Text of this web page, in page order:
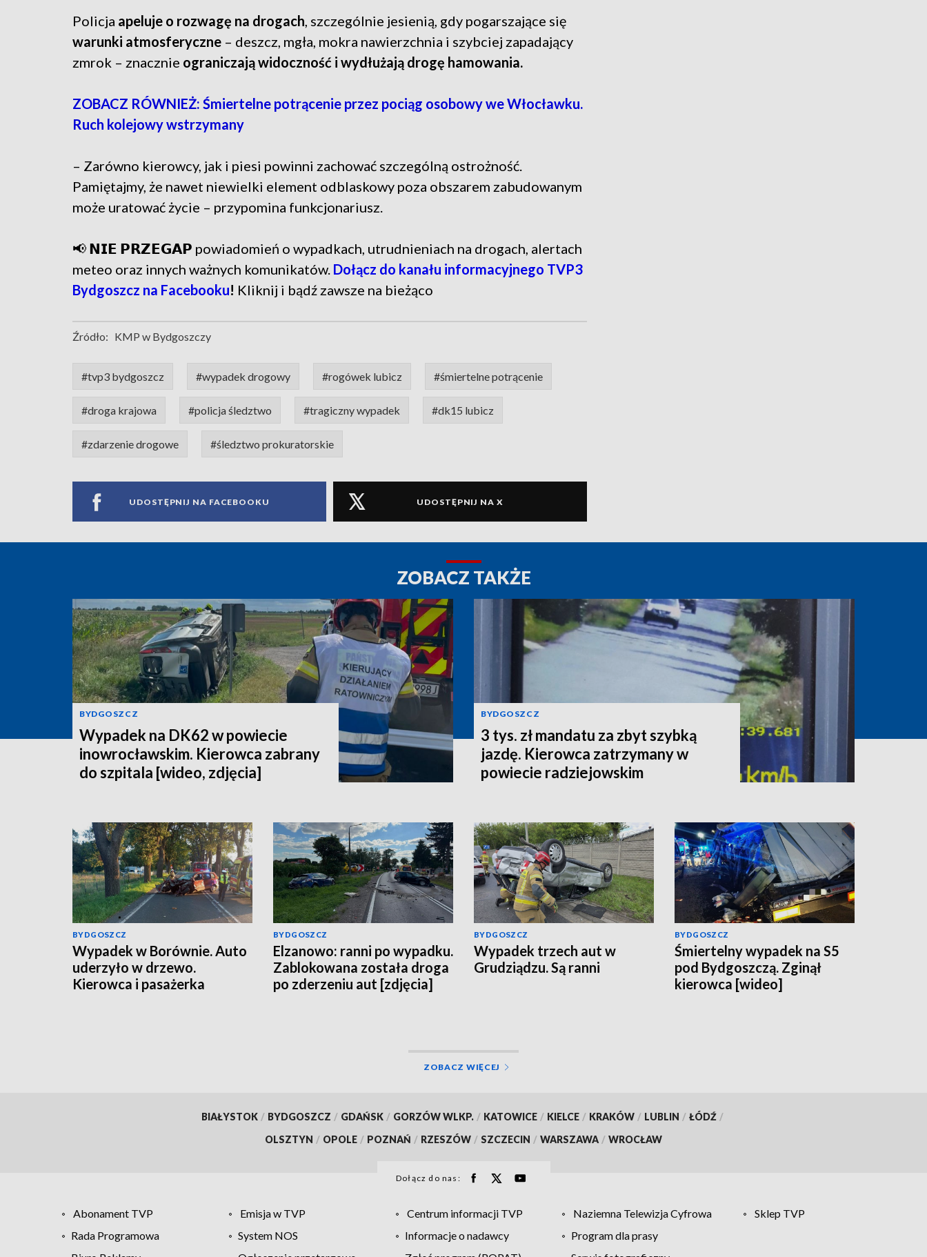
Policja apeluje o rozwagę na drogach, szczególnie jesienią, gdy pogarszające się
warunki atmosferyczne – deszcz, mgła, mokra nawierzchnia i szybciej zapadający
zmrok – znacznie ograniczają widoczność i wydłużają drogę hamowania.
ZOBACZ RÓWNIEŻ: Śmiertelne potrącenie przez pociąg osobowy we Włocławku.
Ruch kolejowy wstrzymany
– Zarówno kierowcy, jak i piesi powinni zachować szczególną ostrożność.
Pamiętajmy, że nawet niewielki element odblaskowy poza obszarem zabudowanym
może uratować życie – przypomina funkcjonariusz.
📢 𝗡𝗜𝗘 𝗣𝗥𝗭𝗘𝗚𝗔𝗣 powiadomień o wypadkach, utrudnieniach na drogach, alertach
meteo oraz innych ważnych komunikatów. Dołącz do kanału informacyjnego TVP3
Bydgoszcz na Facebooku! Kliknij i bądź zawsze na bieżąco
Źródło: KMP w Bydgoszczy
#tvp3 bydgoszcz #wypadek drogowy #rogówek lubicz #śmiertelne potrącenie
#droga krajowa #policja śledztwo #tragiczny wypadek #dk15 lubicz
#zdarzenie drogowe #śledztwo prokuratorskie
UDOSTĘPNIJ NA FACEBOOKU UDOSTĘPNIJ NA X
ZOBACZ TAKŻE
BYDGOSZCZ
Wypadek na DK62 w powiecie
inowrocławskim. Kierowca zabrany
do szpitala [wideo, zdjęcia]
BYDGOSZCZ
3 tys. zł mandatu za zbyt szybką
jazdę. Kierowca zatrzymany w
powiecie radziejowskim
BYDGOSZCZ
Wypadek w Borównie. Auto
uderzyło w drzewo.
Kierowca i pasażerka
BYDGOSZCZ
Elzanowo: ranni po wypadku.
Zablokowana została droga
po zderzeniu aut [zdjęcia]
BYDGOSZCZ
Wypadek trzech aut w
Grudziądzu. Są ranni
BYDGOSZCZ
Śmiertelny wypadek na S5
pod Bydgoszczą. Zginął
kierowca [wideo]
ZOBACZ WIĘCEJ
BIAŁYSTOK / BYDGOSZCZ / GDAŃSK / GORZÓW WLKP. / KATOWICE / KIELCE / KRAKÓW / LUBLIN / ŁÓDŹ /
OLSZTYN / OPOLE / POZNAŃ / RZESZÓW / SZCZECIN / WARSZAWA / WROCŁAW
Dołącz do nas:
Abonament TVP Emisja w TVP Centrum informacji TVP Naziemna Telewizja Cyfrowa
Sklep TVP
Rada Programowa
System NOS Informacje o nadawcy
Program dla prasy